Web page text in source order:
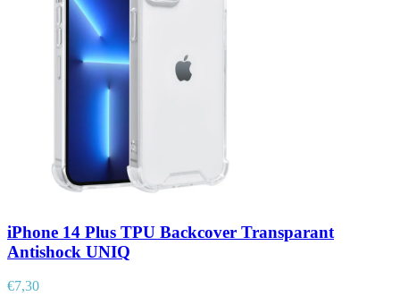
iPhone 14 Plus TPU Backcover Transparant
Antishock UNIQ
€7,30